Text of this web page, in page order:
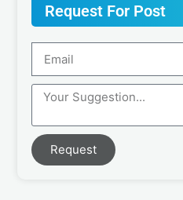
Request For Post
Request